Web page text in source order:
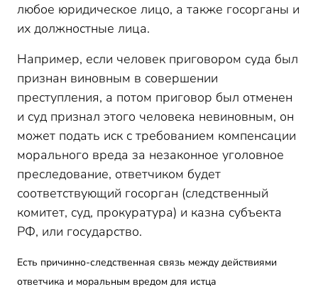
Что нужно доказывать в суде для получения
компенсации морального вреда
доказывании морального вреда
Степень вины нарушителя
Степень физических и нравственных страданий
Иные обстоятельства
Какими доказательствами подтвердить моральный
вред
Самое важное о доказывании компенсации морального
вреда
любое юридическое лицо, а также госорганы и
их должностные лица.
Например, если человек приговором суда был
признан виновным в совершении
преступления, а потом приговор был отменен
и суд признал этого человека невиновным, он
может подать иск с требованием компенсации
морального вреда за незаконное уголовное
преследование, ответчиком будет
соответствующий госорган (следственный
комитет, суд, прокуратура) и казна субъекта
РФ, или государство.
Есть причинно-следственная связь между действиями
ответчика и моральным вредом для истца